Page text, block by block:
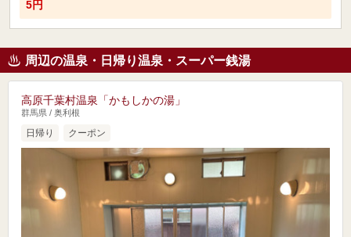
5円
周辺の温泉・日帰り温泉・スーパー銭湯
高原千葉村温泉「かもしかの湯」
群馬県 / 奥利根
日帰り クーポン